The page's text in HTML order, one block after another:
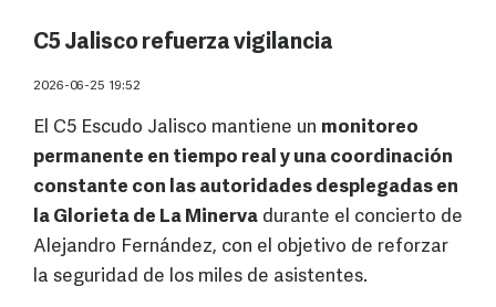
C5 Jalisco refuerza vigilancia
2026-06-25 19:52
El C5 Escudo Jalisco mantiene un monitoreo
permanente en tiempo real y una coordinación
constante con las autoridades desplegadas en
la Glorieta de La Minerva durante el concierto de
Alejandro Fernández, con el objetivo de reforzar
la seguridad de los miles de asistentes.